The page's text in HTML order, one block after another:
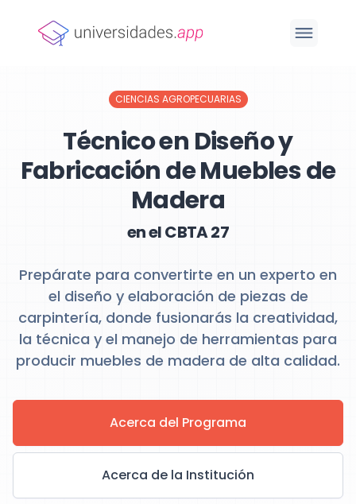
CIENCIAS AGROPECUARIAS
Técnico en Diseño y
Fabricación de Muebles de
Madera
en el CBTA 27
Prepárate para convertirte en un experto en
el diseño y elaboración de piezas de
carpintería, donde fusionarás la creatividad,
la técnica y el manejo de herramientas para
producir muebles de madera de alta calidad.
Acerca del Programa
Acerca de la Institución